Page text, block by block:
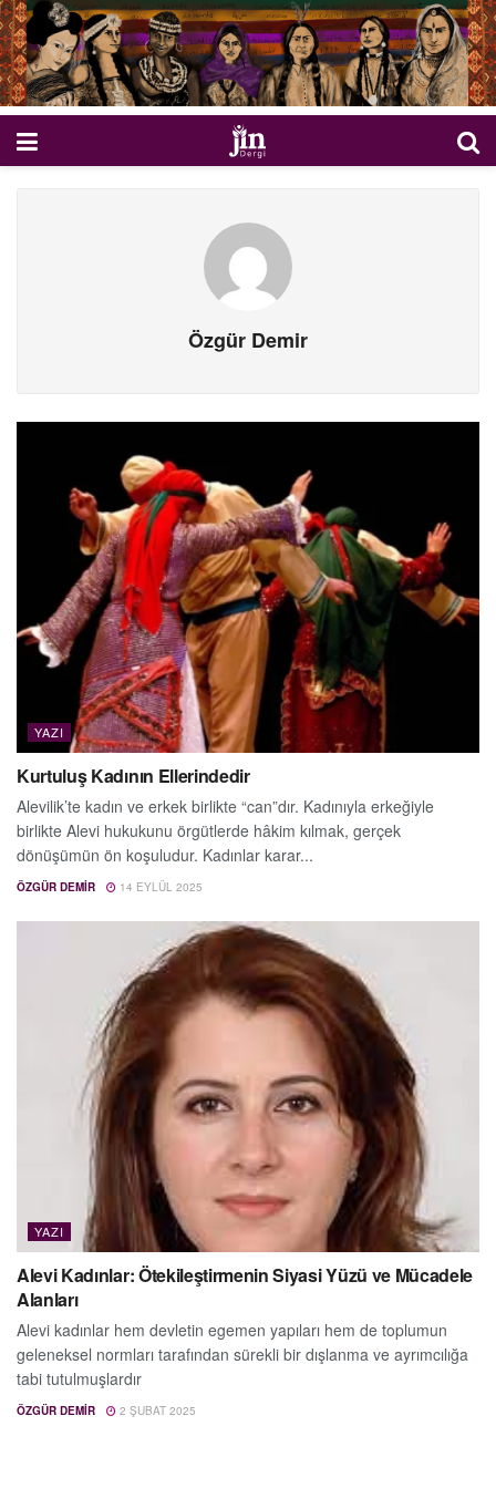
Özgür Demir
YAZI
Kurtuluş Kadının Ellerindedir
Alevilik’te kadın ve erkek birlikte “can”dır. Kadınıyla erkeğiyle
birlikte Alevi hukukunu örgütlerde hâkim kılmak, gerçek
dönüşümün ön koşuludur. Kadınlar karar...
ÖZGÜR DEMIR 14 EYLÜL 2025
YAZI
Alevi Kadınlar: Ötekileştirmenin Siyasi Yüzü ve Mücadele
Alanları
Alevi kadınlar hem devletin egemen yapıları hem de toplumun
geleneksel normları tarafından sürekli bir dışlanma ve ayrımcılığa
tabi tutulmuşlardır
ÖZGÜR DEMIR 2 ŞUBAT 2025